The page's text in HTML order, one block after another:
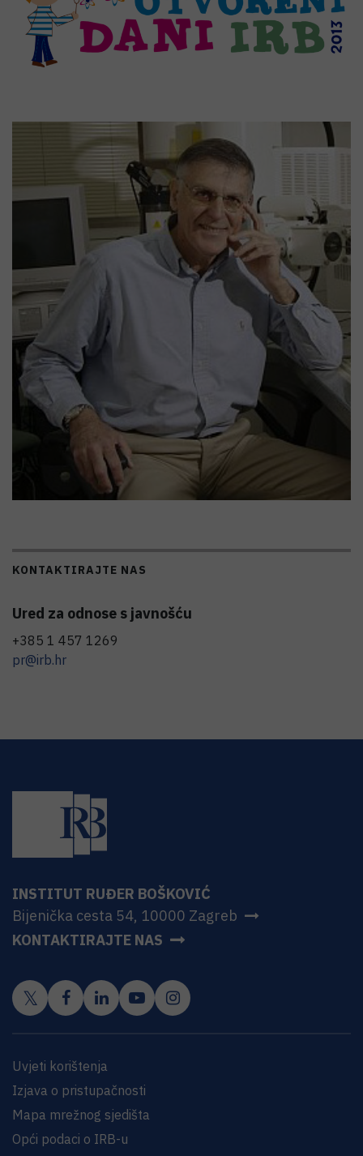
KONTAKTIRAJTE NAS
Ured za odnose s javnošću
+385 1 457 1269
pr@irb.hr
INSTITUT RUĐER BOŠKOVIĆ
Bijenička cesta 54, 10000 Zagreb
KONTAKTIRAJTE NAS
Uvjeti korištenja
Izjava o pristupačnosti
Mapa mrežnog sjedišta
Opći podaci o IRB-u